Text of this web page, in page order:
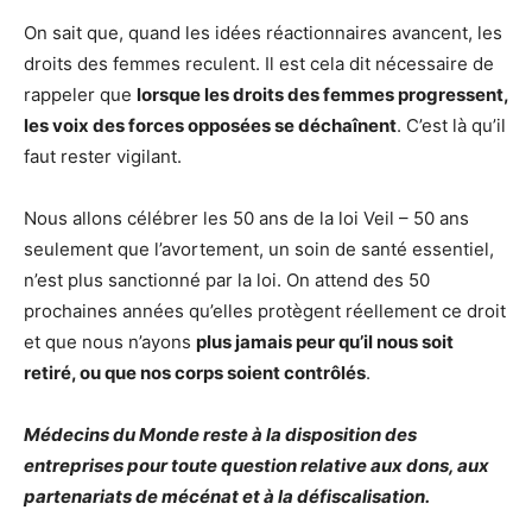
On sait que, quand les idées réactionnaires avancent, les
droits des femmes reculent. Il est cela dit nécessaire de
rappeler que lorsque les droits des femmes progressent,
les voix des forces opposées se déchaînent. C’est là qu’il
faut rester vigilant.
Nous allons célébrer les 50 ans de la loi Veil – 50 ans
seulement que l’avortement, un soin de santé essentiel,
n’est plus sanctionné par la loi. On attend des 50
prochaines années qu’elles protègent réellement ce droit
et que nous n’ayons plus jamais peur qu’il nous soit
retiré, ou que nos corps soient contrôlés.
Médecins du Monde reste à la disposition des
entreprises pour toute question relative aux dons, aux
partenariats de mécénat et à la défiscalisation.